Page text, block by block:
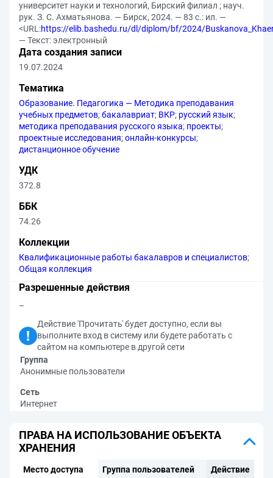
университет науки и технологий, Бирский филиал ; науч.
рук. З. С. Ахматьянова. — Бирск, 2024. — 83 с.: ил. —
<URL:https://elib.bashedu.ru/dl/diplom/bf/2024/
— Текст: электронный
Дата создания записи
19.07.2024
Тематика
Образование. Педагогика — Методика преподавания
учебных предметов;бакалавриат; ВКР; русский язык;
методика преподавания русского языка; проекты;
проектные исследования;онлайн-конкурсы;
дистанционное обучение
УДК
372.8
ББК
74.26
Коллекции
Квалификационные работы бакалавров и специалистов;
Общая коллекция
Разрешенные действия
–
Действие 'Прочитать' будет доступно, если вы
выполните вход в систему или будете работать с
сайтом на компьютере в другой сети
Группа
Анонимные пользователи
Сеть
Интернет
ПРАВА НА ИСПОЛЬЗОВАНИЕ ОБЪЕКТА
ХРАНЕНИЯ
Место доступа Группа пользователей Действие